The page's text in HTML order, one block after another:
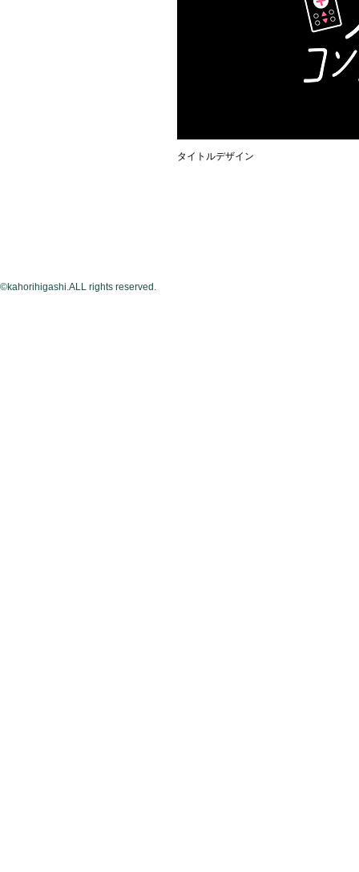
タイトルデザイン
©kahorihigashi.ALL rights reserved.